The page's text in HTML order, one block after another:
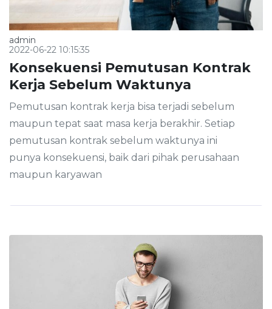
admin
2022-06-22 10:15:35
Konsekuensi Pemutusan Kontrak
Kerja Sebelum Waktunya
Pemutusan kontrak kerja bisa terjadi sebelum
maupun tepat saat masa kerja berakhir. Setiap
pemutusan kontrak sebelum waktunya ini
punya konsekuensi, baik dari pihak perusahaan
maupun karyawan